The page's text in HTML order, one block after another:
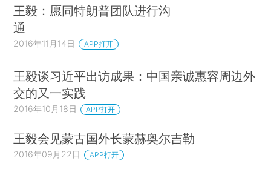
王毅：愿同特朗普团队进行沟
通
2016年11月14日 APP打开
王毅谈习近平出访成果：中国亲诚惠容周边外
交的又一实践
2016年10月18日 APP打开
王毅会见蒙古国外长蒙赫奥尔吉勒
2016年09月22日 APP打开